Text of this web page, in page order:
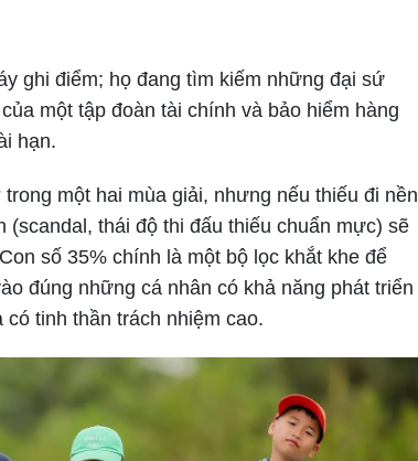
ghi điểm; họ đang tìm kiếm những đại sứ
một tập đoàn tài chính và bảo hiểm hàng
hạn.
một hai mùa giải, nhưng nếu thiếu đi nền
thái độ thi đấu thiếu chuẩn mực) sẽ
số 35% chính là một bộ lọc khắt khe để
đúng những cá nhân có khả năng phát triển
tinh thần trách nhiệm cao.